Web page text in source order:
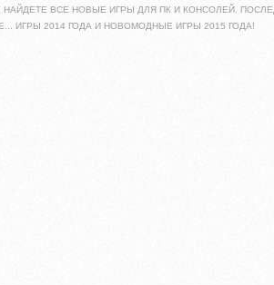
ВСЕ НОВЫЕ ИГРЫ ДЛЯ ПК И КОНСОЛЕЙ.
ИГРЫ 2014 ГОДА И НОВОМОДНЫЕ ИГРЫ 2015 ГОДА!